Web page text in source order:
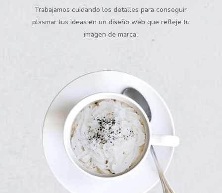
Trabajamos cuidando los detalles para conseguir
plasmar tus ideas en un diseño web que refleje tu
imagen de marca.